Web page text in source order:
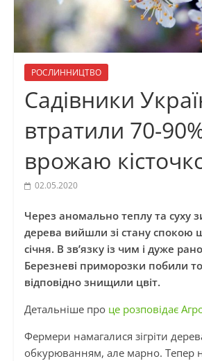
РОСЛИННИЦТВО
Садівники
втратили 70-
врожаю
02.05.2020
Через аномально теплу та суху
дерева вийшли зі стану спокою
січня. В зв’язку із чим і дуже
Березневі приморозки побили
відповідно знищили цвіт.
Детальніше про це розповідає
Фермери намагалися зігріти
обкурюванням, але марно. Тепер